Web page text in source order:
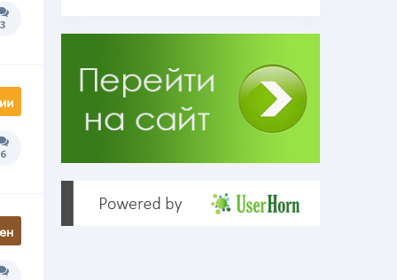
Количество ответов:
3
Количество ответов:
6